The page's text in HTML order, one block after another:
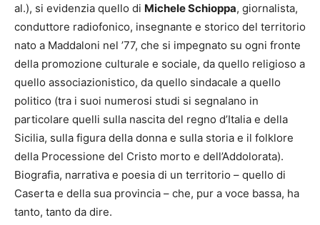
al.), si evidenzia quello di Michele Schioppa, giornalista,
conduttore radiofonico, insegnante e storico del territorio
nato a Maddaloni nel ’77, che si impegnato su ogni fronte
della promozione culturale e sociale, da quello religioso a
quello associazionistico, da quello sindacale a quello
politico (tra i suoi numerosi studi si segnalano in
particolare quelli sulla nascita del regno d’Italia e della
Sicilia, sulla figura della donna e sulla storia e il folklore
della Processione del Cristo morto e dell’Addolorata).
Biografia, narrativa e poesia di un territorio – quello di
Caserta e della sua provincia – che, pur a voce bassa, ha
tanto, tanto da dire.